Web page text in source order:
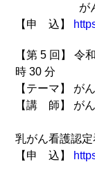
がん専門
【申 込】
【第 5 回】 令
時 30 分
【テーマ】 が
【講 師】
乳がん看護認
【申 込】